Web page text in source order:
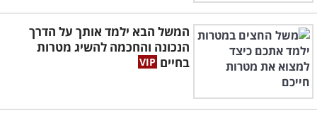
המשל הבא ילמד אותך על הדרך
הנכונה והחכמה להשיג מטרות
בחיים